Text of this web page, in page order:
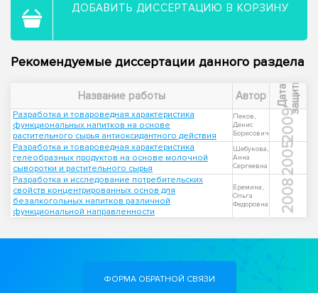
ДОБАВИТЬ ДИССЕРТАЦИЮ В КОРЗИНУ
Рекомендуемые диссертации данного раздела
Название работы Автор Д
а
т
а
з
а
щ
и
т ы
Разработка и товароведная характеристика
функциональных напитков на основе
растительного сырья антиоксидантного действия
Пеков,
Денис
Борисович
2009
Разработка и товароведная характеристика
гелеобразных продуктов на основе молочной
сыворотки и растительного сырья
Шебукова,
Анна
Сергеевна
2005
Разработка и исследование потребительских
свойств концентрированных основ для
безалкогольных напитков различной
функциональной направленности
Еремина,
Ольга
Федоровна
2008
ФОРМА ОБРАТНОЙ СВЯЗИ